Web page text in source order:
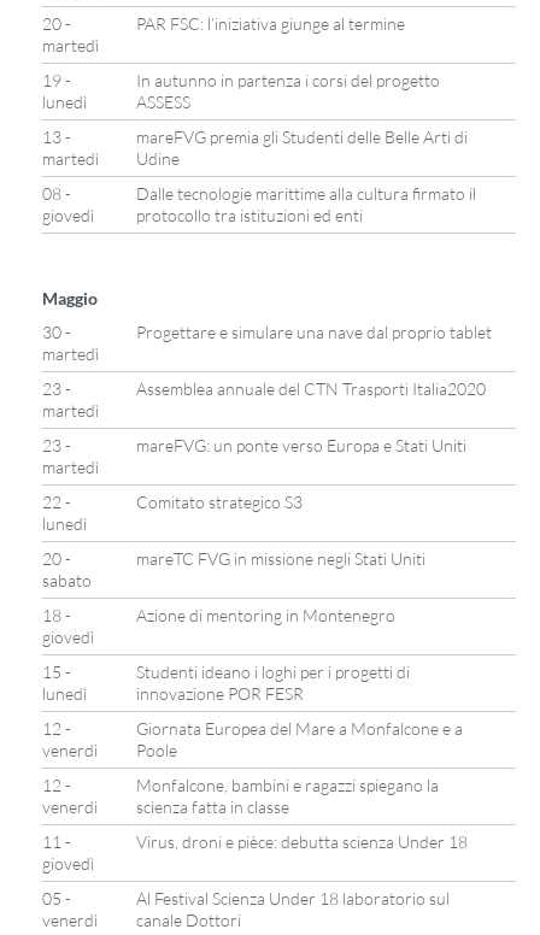
20 -
martedì
PAR FSC: l’iniziativa giunge al termine
19 -
lunedì
In autunno in partenza i corsi del progetto
ASSESS
13 -
martedì
mareFVG premia gli Studenti delle Belle Arti di
Udine
08 -
giovedì
Dalle tecnologie marittime alla cultura firmato il
protocollo tra istituzioni ed enti
Maggio
30 -
martedì
Progettare e simulare una nave dal proprio tablet
23 -
martedì
Assemblea annuale del CTN Trasporti Italia2020
23 -
martedì
mareFVG: un ponte verso Europa e Stati Uniti
22 -
lunedì
Comitato strategico S3
20 -
sabato
mareTC FVG in missione negli Stati Uniti
18 -
giovedì
Azione di mentoring in Montenegro
15 -
lunedì
Studenti ideano i loghi per i progetti di
innovazione POR FESR
12 -
venerdì
Giornata Europea del Mare a Monfalcone e a
Poole
12 -
venerdì
Monfalcone, bambini e ragazzi spiegano la
scienza fatta in classe
11 -
giovedì
Virus, droni e pièce: debutta scienza Under 18
05 -
venerdì
Al Festival Scienza Under 18 laboratorio sul
canale Dottori